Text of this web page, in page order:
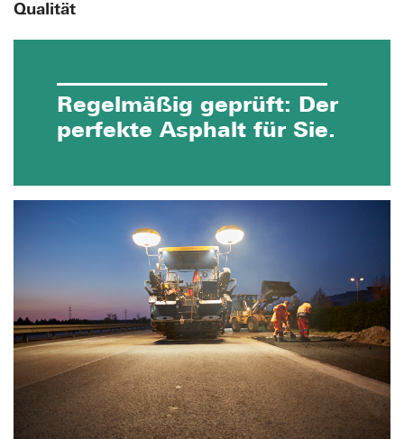
Qualität
Regelmäßig geprüft: Der
perfekte Asphalt für Sie.